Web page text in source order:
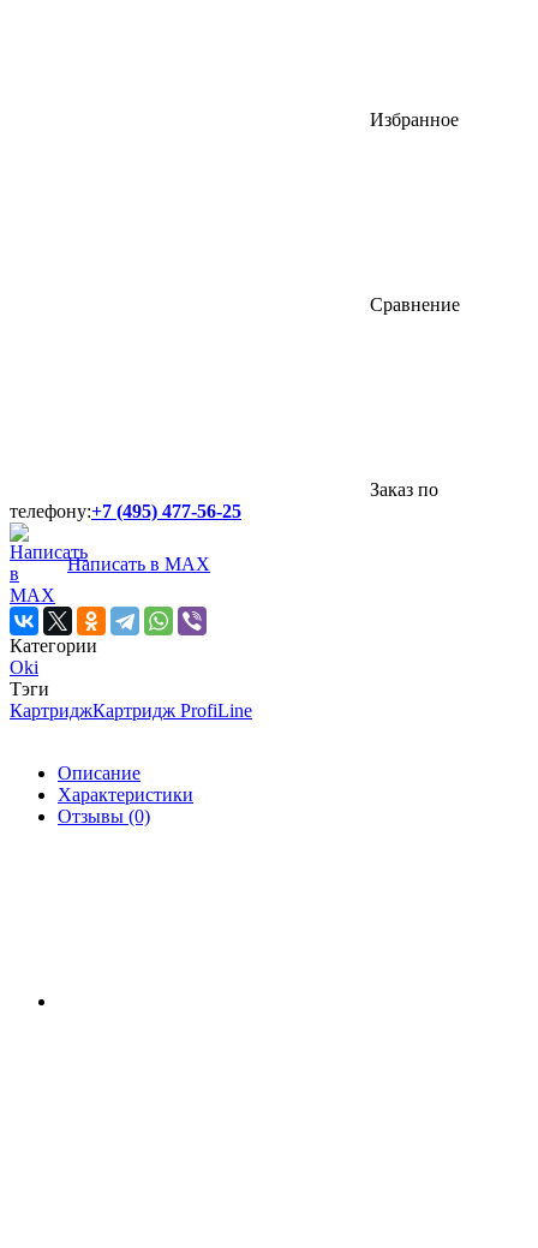
Избранное
Сравнение
Заказ по
телефону:+7 (495) 477-56-25
Написать в MAX
Категории
Oki
Тэги
КартриджКартридж ProfiLine
Описание
Характеристики
Отзывы (0)